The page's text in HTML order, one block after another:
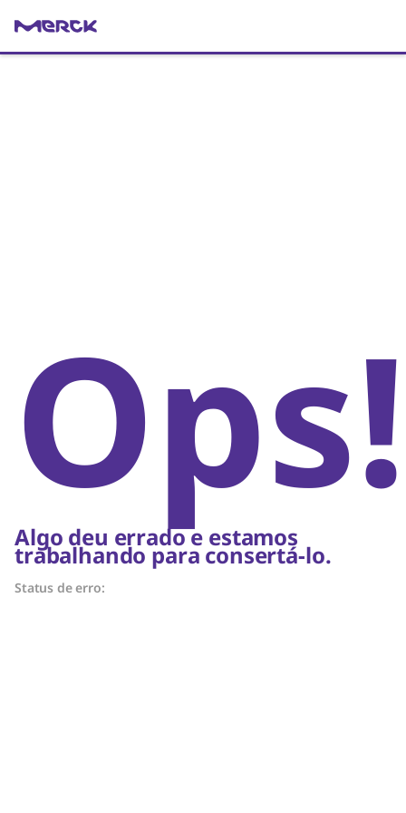
Ops!
Algo deu errado e estamos
trabalhando para consertá-lo.
Status de erro: